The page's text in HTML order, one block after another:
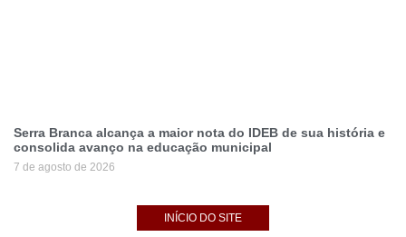
Serra Branca alcança a maior nota do IDEB de sua história e
consolida avanço na educação municipal
7 de agosto de 2026
INÍCIO DO SITE